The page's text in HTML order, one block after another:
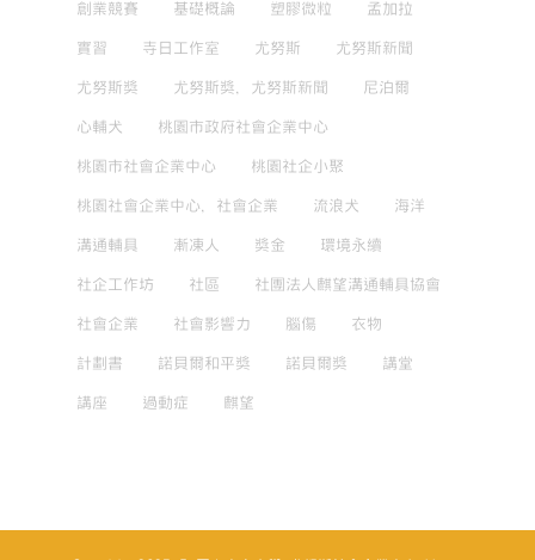
創業競賽 基礎概論 塑膠微粒 孟加拉
實習 寺日工作室 尤努斯 尤努斯新聞
尤努斯獎 尤努斯獎，尤努斯新聞 尼泊爾
心輔犬 桃園市政府社會企業中心
桃園市社會企業中心 桃園社企小聚
桃園社會企業中心，社會企業 流浪犬 海洋
溝通輔具 漸凍人 獎金 環境永續
社企工作坊 社區 社團法人麒望溝通輔具協會
社會企業 社會影響力 腦傷 衣物
計劃書 諾貝爾和平獎 諾貝爾獎 講堂
講座 過動症 麒望